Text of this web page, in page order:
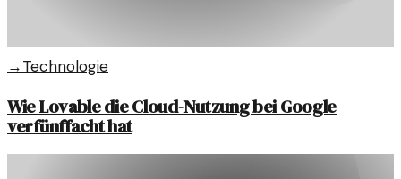
→Technologie
Wie Lovable die Cloud-Nutzung bei Google
verfünffacht hat